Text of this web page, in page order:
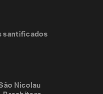
santificados
Nicolau